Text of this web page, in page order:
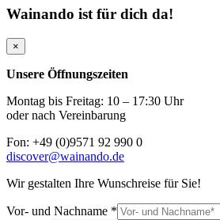
Wainando ist für dich da!
×
Unsere Öffnungszeiten
Montag bis Freitag: 10 – 17:30 Uhr
oder nach Vereinbarung
Fon: +49 (0)9571 92 990 0
discover@wainando.de
Wir gestalten Ihre Wunschreise für Sie!
Vor- und Nachname *